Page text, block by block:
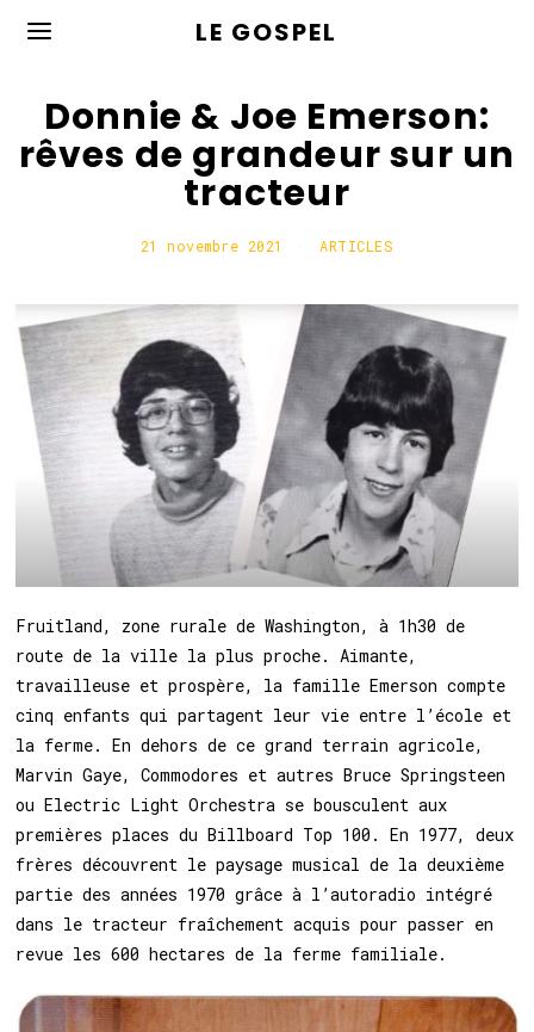
LE GOSPEL
Donnie & Joe Emerson:
rêves de grandeur sur un
tracteur
21 novembre 2021 ARTICLES
Fruitland, zone rurale de Washington, à 1h30 de
route de la ville la plus proche. Aimante,
travailleuse et prospère, la famille Emerson compte
cinq enfants qui partagent leur vie entre l’école et
la ferme. En dehors de ce grand terrain agricole,
Marvin Gaye, Commodores et autres Bruce Springsteen
ou Electric Light Orchestra se bousculent aux
premières places du Billboard Top 100. En 1977, deux
frères découvrent le paysage musical de la deuxième
partie des années 1970 grâce à l’autoradio intégré
dans le tracteur fraîchement acquis pour passer en
revue les 600 hectares de la ferme familiale.